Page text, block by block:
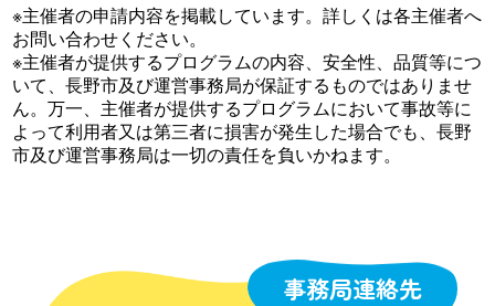
※主催者の申請内容を掲載しています。詳しくは各主催者へ
お問い合わせください。
※主催者が提供するプログラムの内容、安全性、品質等につ
いて、長野市及び運営事務局が保証するものではありませ
ん。万一、主催者が提供するプログラムにおいて事故等に
よって利用者又は第三者に損害が発生した場合でも、長野
市及び運営事務局は一切の責任を負いかねます。
事務局連絡先